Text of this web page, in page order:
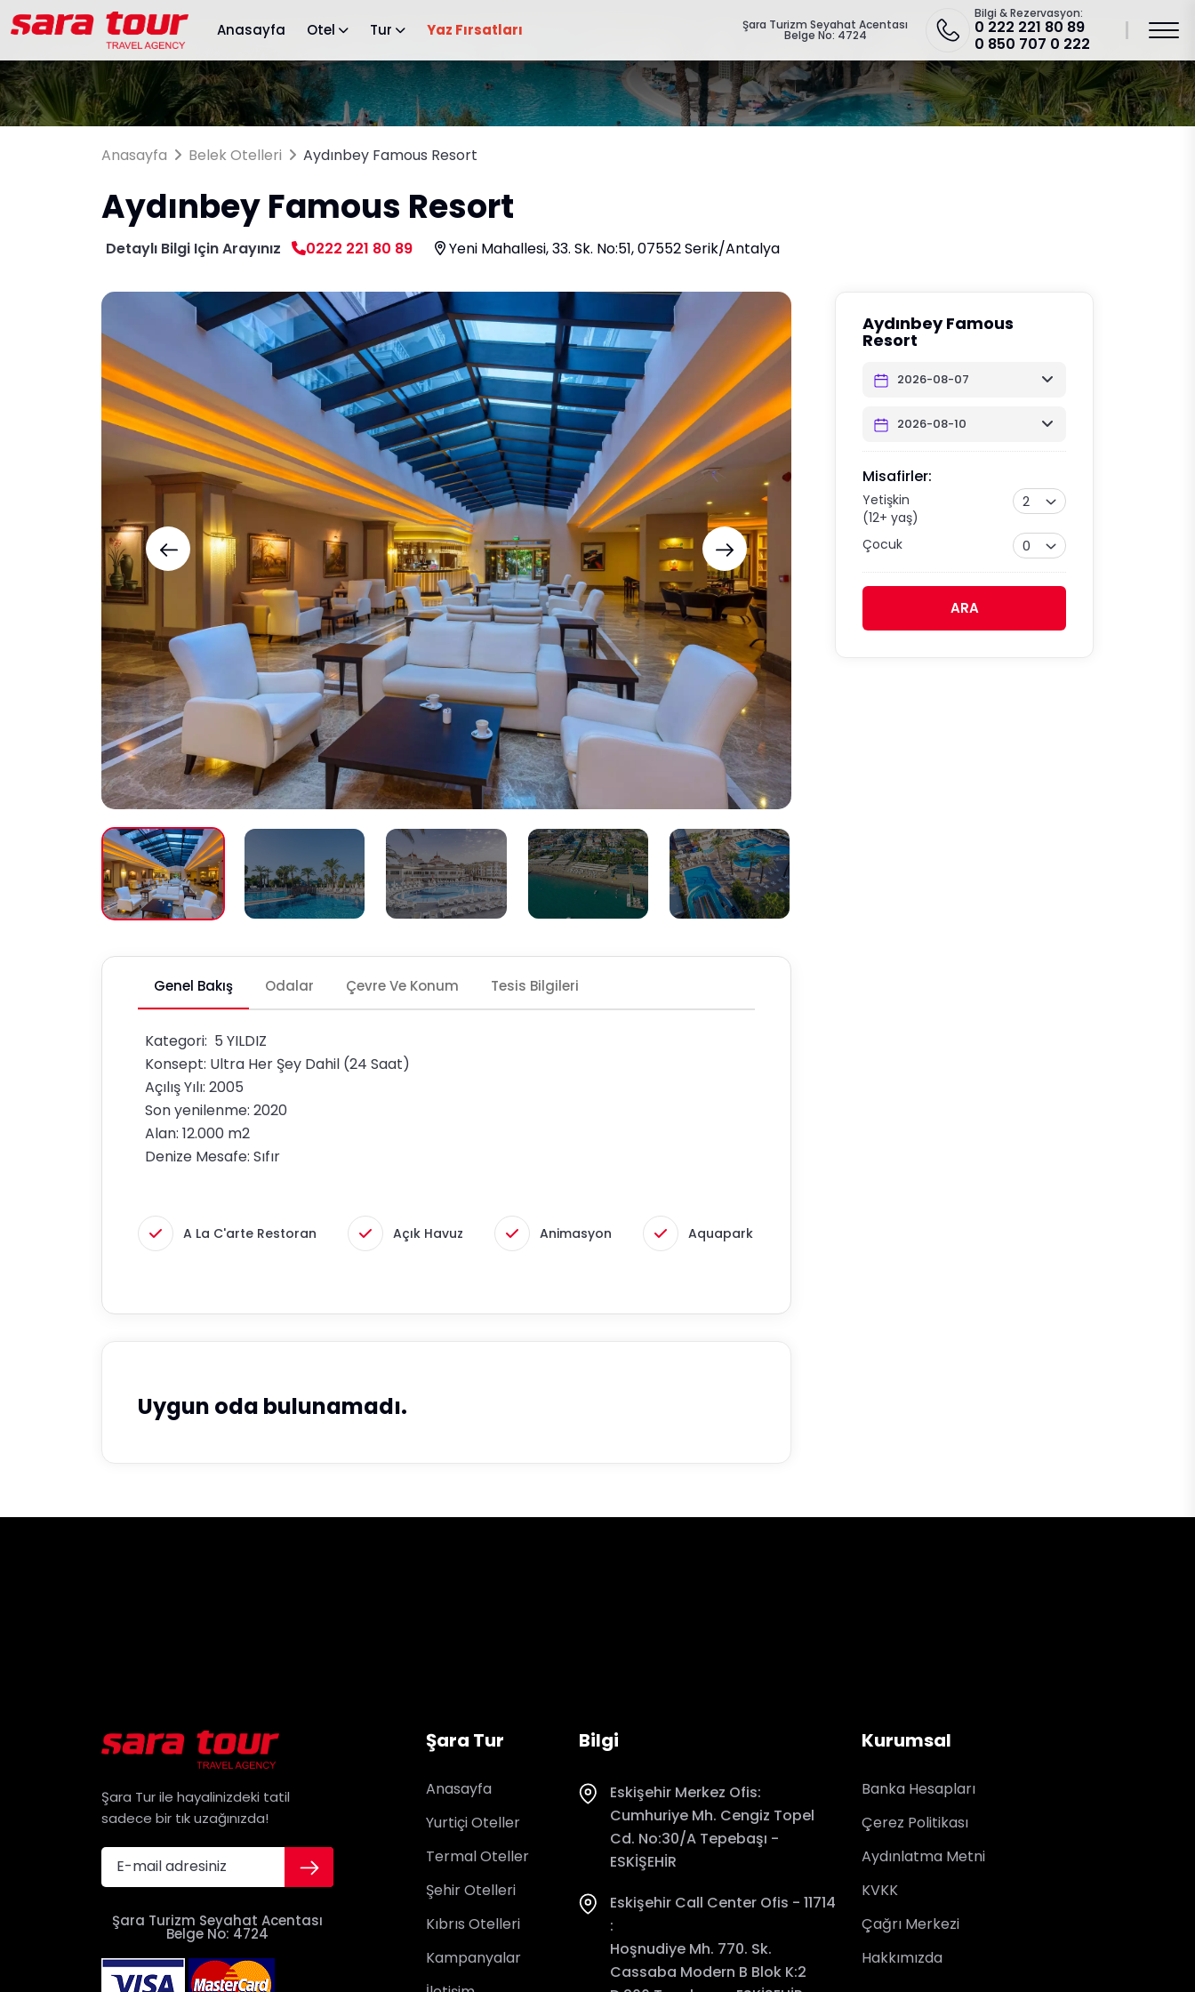
Anasayfa Otel Tur Yaz Fırsatları Şara Turizm Seyahat Acentası
Belge No: 4724
Bilgi & Rezervasyon:
0 222 221 80 89
0 850 707 0 222
Anasayfa Belek Otelleri Aydınbey Famous Resort
Aydınbey Famous Resort
Detaylı Bilgi Için Arayınız 0222 221 80 89 Yeni Mahallesi, 33. Sk. No:51, 07552 Serik/Antalya
Genel Bakış Odalar Çevre Ve Konum Tesis Bilgileri
Kategori: 5 YILDIZ
Konsept: Ultra Her Şey Dahil (24 Saat)
Açılış Yılı: 2005
Son yenilenme: 2020
Alan: 12.000 m2
Denize Mesafe: Sıfır
A La C'arte Restoran Açık Havuz Animasyon Aquapark
Uygun oda bulunamadı.
Aydınbey Famous
Resort
Misafirler:
Yetişkin
(12+ yaş)
2
Çocuk 0
ARA
Şara Tur ile hayalinizdeki tatil
sadece bir tık uzağınızda!
Şara Turizm Seyahat Acentası
Belge No: 4724
Şara Tur
Anasayfa
Yurtiçi Oteller
Termal Oteller
Şehir Otelleri
Kıbrıs Otelleri
Kampanyalar
Bilgi
Eskişehir Merkez Ofis:
Cumhuriye Mh. Cengiz Topel
Cd. No:30/A Tepebaşı -
ESKİŞEHİR
Eskişehir Call Center Ofis - 11714
:
Hoşnudiye Mh. 770. Sk.
Cassaba Modern B Blok K:2
Kurumsal
Banka Hesapları
Çerez Politikası
Aydınlatma Metni
KVKK
Çağrı Merkezi
Hakkımızda